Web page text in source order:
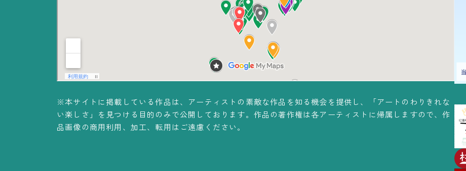
※本サイトに掲載している作品は、アーティストの素敵な作品を知る機会を提供し、「アートのわりきれな
い楽しさ」を見つける目的のみで公開しております。作品の著作権は各アーティストに帰属しますので、作
品画像の商用利用、加工、転用はご遠慮ください。